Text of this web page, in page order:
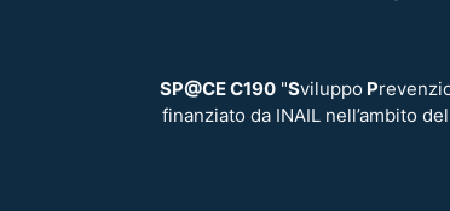
SP@CE C190"Sviluppo P
finanziato da INAIL nell’ambito